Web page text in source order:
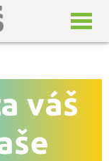
548 103 , E-mail.:
váš